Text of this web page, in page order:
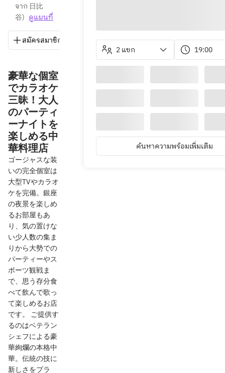
จาก 日比
谷) ดูแผนที่
สมัครสมาชิก บันทึก แชร์ วิธีการ 03-
豪華な個室
でカラオケ
三昧！大人
のパーティ
ーナイトを
楽しめる中
華料理店
ゴージャスな装
いの完全個室は
大型TVやカラオ
ケを完備。銀座
の夜景を楽しめ
るお部屋もあ
り、気の置けな
い少人数の集ま
りから大勢での
パーティーやス
ポーツ観戦ま
で、思う存分食
べて飲んで歌っ
て楽しめるお店
です。 ご提供す
るのはベテラン
シェフによる豪
華絢爛の本格中
華。伝統の技に
新しさをプラ
2 แขก 19:00
ค้นหาความพร้อมเพิ่มเติม